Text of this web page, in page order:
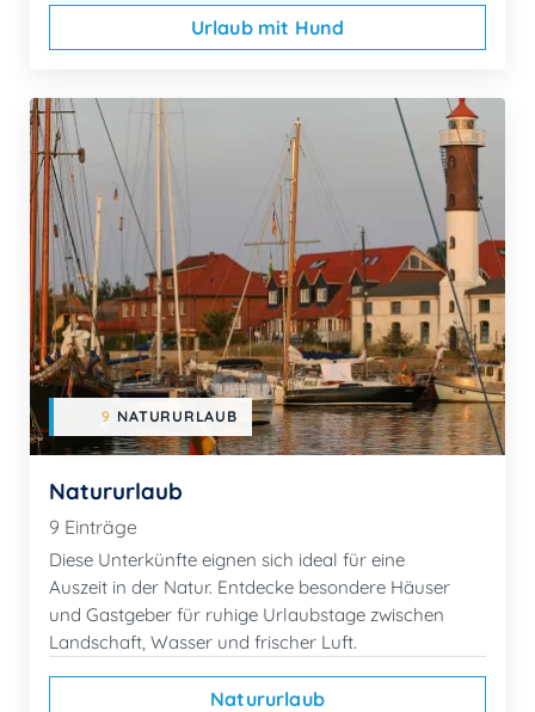
Urlaub mit Hund
9 NATURURLAUB
Natururlaub
9 Einträge
Diese Unterkünfte eignen sich ideal für eine
Auszeit in der Natur. Entdecke besondere Häuser
und Gastgeber für ruhige Urlaubstage zwischen
Landschaft, Wasser und frischer Luft.
Natururlaub